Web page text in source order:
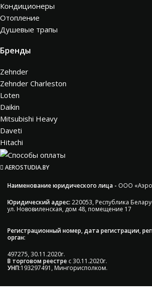
Кондиционеры
Отопление
Душевые трапы
Бренды
Zehnder
Zehnder Charleston
Loten
Daikin
Mitsubishi Heavy
Daveti
Hitachi
AEROSTUDIA.BY
Наименование юридического лица - ООО
Юридический адрес: 220053, Республика
ул. Нововиленская, дом 48, помещение 17
Регистрационный номер, дата регистрации,
орган:
497275, 30.11.2020г.
В торговом реестре с 30.11.2020г.
УНП:193297491, Мингорисполком.